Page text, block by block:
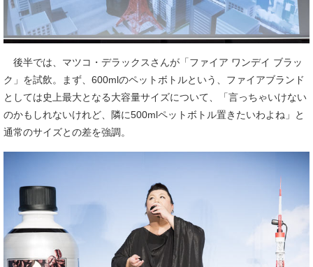
後半では、マツコ・デラックスさんが「ファイア ワンデイ ブラッ
ク」を試飲。まず、600mlのペットボトルという、ファイアブランド
としては史上最大となる大容量サイズについて、「言っちゃいけない
のかもしれないけれど、隣に500mlペットボトル置きたいわよね」と
通常のサイズとの差を強調。